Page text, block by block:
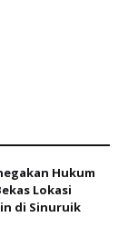
Hukum
Lokasi
di Sinuruik